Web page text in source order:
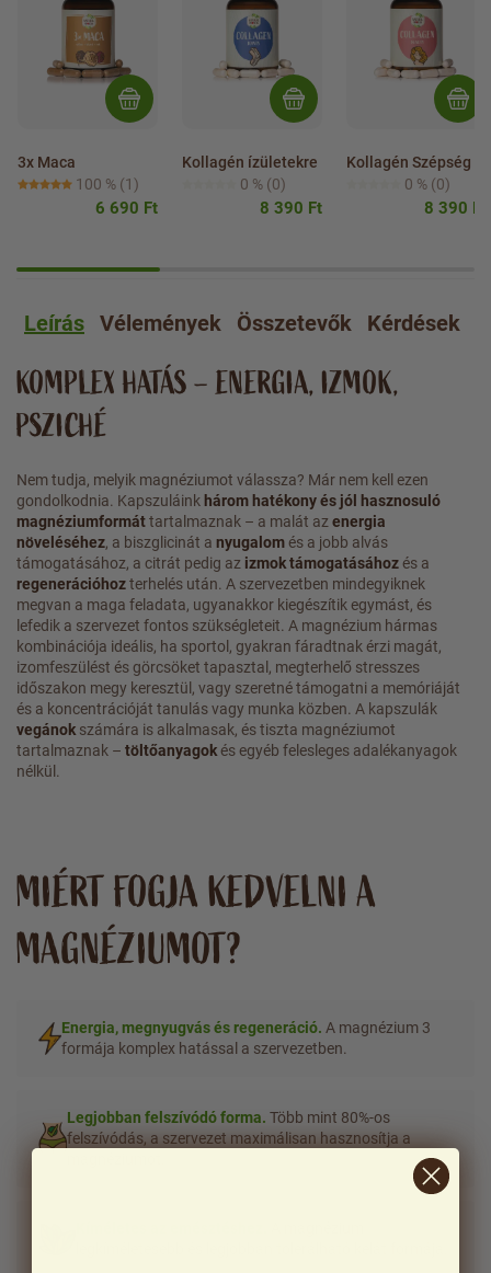
3x Maca
100 % (1)
6 690 Ft
Kollagén ízületekre
0 % (0)
8 390 Ft
Kollagén Szépség
0 % (0)
8 390 Ft
Leírás Vélemények Összetevők Kérdések
KOMPLEX HATÁS – ENERGIA, IZMOK,
PSZICHÉ
Nem tudja, melyik magnéziumot válassza? Már nem kell ezen
gondolkodnia. Kapszuláink három hatékony és jól hasznosuló
magnéziumformáttartalmaznak – a malát az energia
növeléséhez, a biszglicinát a nyugalomés a jobb alvás
támogatásához, a citrát pedig az izmok támogatásáhozés a
regenerációhozterhelés után. A szervezetben mindegyiknek
megvan a maga feladata, ugyanakkor kiegészítik egymást, és
lefedik a szervezet fontos szükségleteit. A magnézium hármas
kombinációja ideális, ha sportol, gyakran fáradtnak érzi magát,
izomfeszülést és görcsöket tapasztal, megterhelő stresszes
időszakon megy keresztül, vagy szeretné támogatni a memóriáját
és a koncentrációját tanulás vagy munka közben. A kapszulák
vegánok számára is alkalmasak, és tiszta magnéziumot
tartalmaznak – töltőanyagokés egyéb felesleges adalékanyagok
nélkül.
MIÉRT FOGJA KEDVELNI A
MAGNÉZIUMOT?
Energia, megnyugvás és regeneráció. A magnézium 3
formája komplex hatással a szervezetben.
Legjobban felszívódó forma. Több mint 80%-os
felszívódás, a szervezet maximálisan hasznosítja a